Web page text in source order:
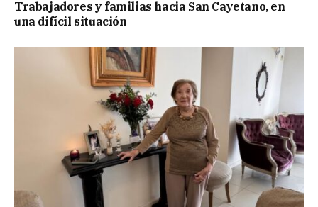
Trabajadores y familias hacia San Cayetano, en
una difícil situación